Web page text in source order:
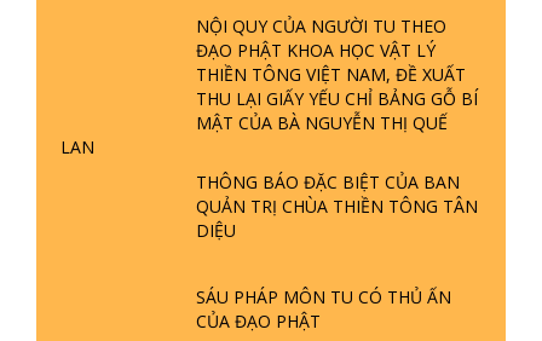
NỘI QUY CỦA NGƯỜI TU THEO
ĐẠO PHẬT KHOA HỌC VẬT LÝ
THIỀN TÔNG VIỆT NAM, ĐỀ XUẤT
THU LẠI GIẤY YẾU CHỈ BẢNG GỖ BÍ
MẬT CỦA BÀ NGUYỄN THỊ QUẾ
LAN
THÔNG BÁO ĐẶC BIỆT CỦA BAN
QUẢN TRỊ CHÙA THIỀN TÔNG TÂN
DIỆU
SÁU PHÁP MÔN TU CÓ THỦ ẤN
CỦA ĐẠO PHẬT
ĐỨC CHÚA TRỜI LÀ AI? QUỶ SA
TĂNG? | TTTD
GIẢI ĐÁP THIỀN TÔNG ĐẶC BIỆT P22
- TẠI SAO TRÁI ĐẤT NHIỀU THIÊN TAI
GIẢI ĐÁP THIỀN TÔNG ĐẶC BIỆT P21
- TẠI SAO ĐỨC PHẬT BƯỚC ĐI 7
GIẢI ĐÁP VỀ LỄ TIỄN THIỀN TÔNG SƯ